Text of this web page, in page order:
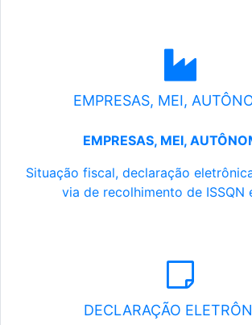
EMPRESAS, MEI,
EMPRESAS, MEI,
Situação fiscal, declaração
via de recolhimento de ISSQN
DECLARAÇÃO